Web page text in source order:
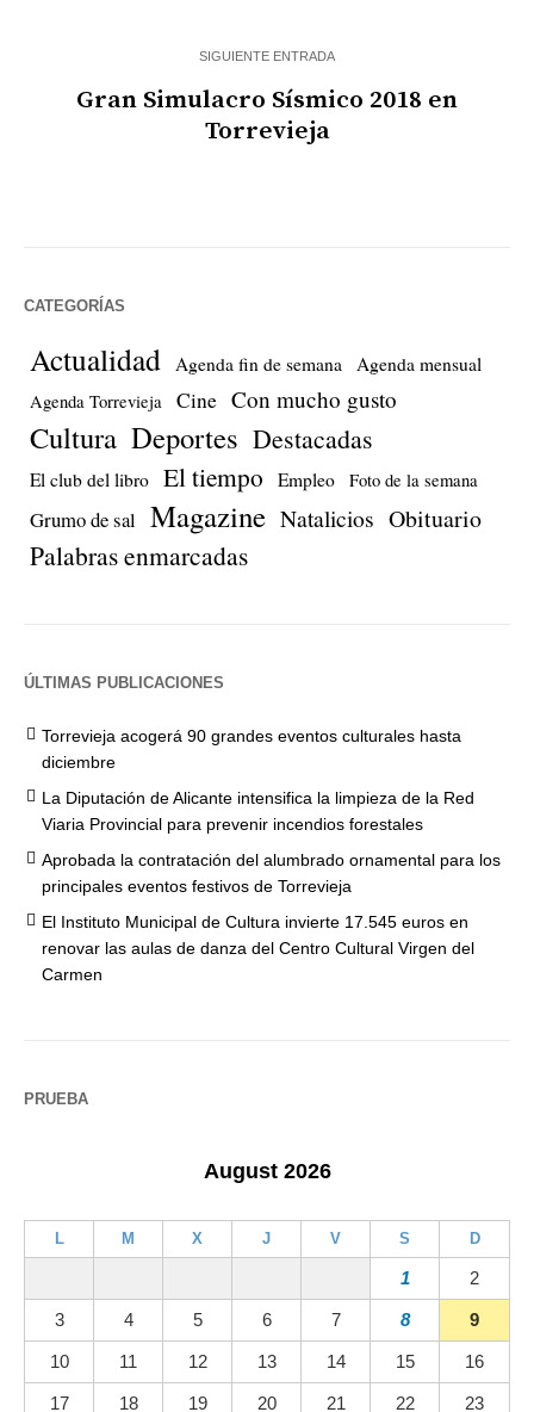
SIGUIENTE ENTRADA
Gran Simulacro Sísmico 2018 en
Torrevieja
CATEGORÍAS
Actualidad Agenda fin de semana Agenda mensual
Agenda Torrevieja Cine Con mucho gusto
Cultura Deportes Destacadas
El club del libro El tiempo Empleo Foto de la semana
Grumo de sal Magazine Natalicios Obituario
Palabras enmarcadas
ÚLTIMAS PUBLICACIONES
Torrevieja acogerá 90 grandes eventos culturales hasta
diciembre
La Diputación de Alicante intensifica la limpieza de la Red
Viaria Provincial para prevenir incendios forestales
Aprobada la contratación del alumbrado ornamental para los
principales eventos festivos de Torrevieja
El Instituto Municipal de Cultura invierte 17.545 euros en
renovar las aulas de danza del Centro Cultural Virgen del
Carmen
PRUEBA
August 2026
L M X J V S D
1 2
3 4 5 6 7 8 9
10 11 12 13 14 15 16
17 18 19 20 21 22 23